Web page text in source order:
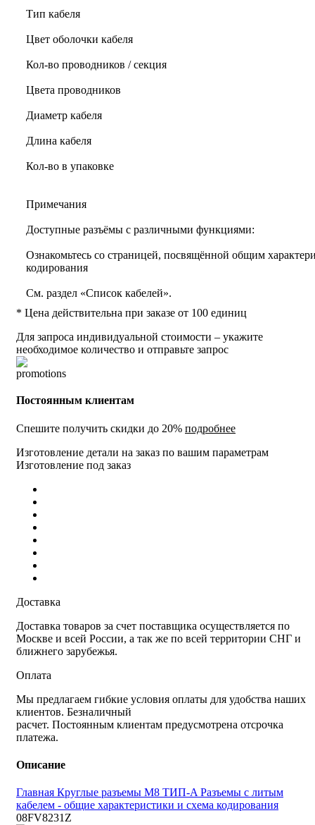
Тип кабеля
Цвет оболочки кабеля
Кол-во проводников / секция
Цвета проводников
Диаметр кабеля
Длина кабеля
Кол-во в упаковке
Примечания
Доступные разъёмы с различными функциями:
Ознакомьтесь со страницей, посвящённой общим
кодирования
См. раздел «Список кабелей».
* Цена действительна при заказе от 100 единиц
Для запроса индивидуальной стоимости – укажите
необходимое количество и отправьте запрос
Постоянным клиентам
Спешите получить скидки до 20% подробнее
Изготовление детали на заказ по вашим параметрам
Изготовление под заказ
Доставка
Доставка товаров за счет поставщика осуществляется по
Москве и всей России, а так же по всей территории СНГ и
ближнего зарубежья.
Оплата
Мы предлагаем гибкие условия оплаты для удобства наших
клиентов. Безналичный
расчет. Постоянным клиентам предусмотрена отсрочка
платежа.
Описание
Главная Круглые разъемы M8 ТИП-A Разъемы с литым
кабелем - общие характеристики и схема кодирования
08FV8231Z